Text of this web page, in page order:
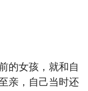
女孩，就和自
亲，自己当时还